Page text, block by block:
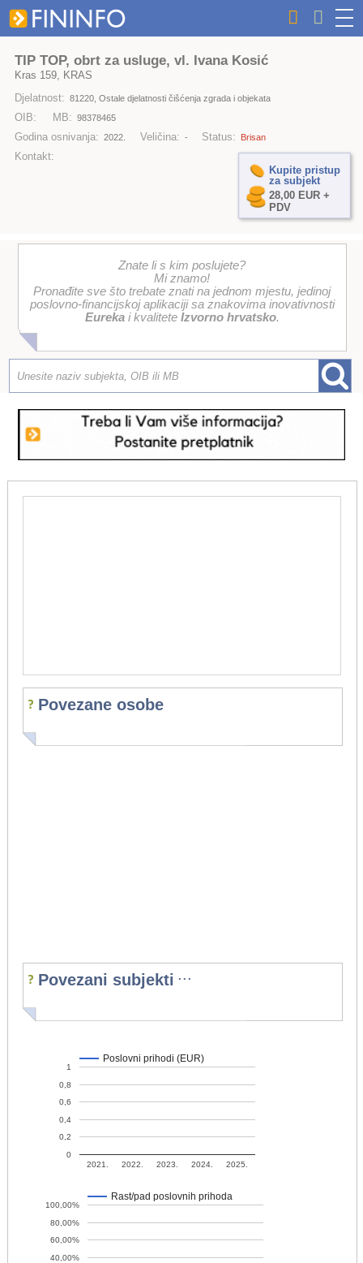
TIP TOP, obrt za usluge, vl. Ivana Kosić
Kras 159, KRAS
Djelatnost: 81220, Ostale djelatnosti čišćenja zgrada i objekata
OIB: MB: 98378465
Godina osnivanja: 2022. Veličina: - Status: Brisan
Kontakt:
Kupite pristup
za subjekt
28,00 EUR +
PDV
Znate li s kim poslujete?
Mi znamo!
Pronađite sve što trebate znati na jednom mjestu, jedinoj
poslovno-financijskoj aplikaciji sa znakovima inovativnosti
Eurekai kvalitete Izvorno hrvatsko.
Povezane osobe
Povezani subjekti ...
Poslovni prihodi (EUR)
2021. 2022. 2023. 2024. 2025.
0
0,2
0,4
0,6
0,8
1
Rast/pad poslovnih prihoda
40,00%
60,00%
80,00%
100,00%